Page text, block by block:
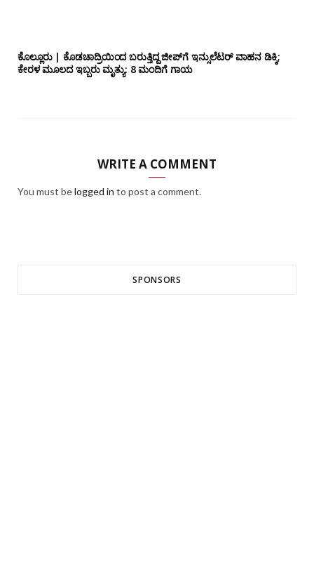
ಕೊಲ್ಲೂರು | ಕೊಡಚಾದ್ರಿಯಿಂದ ಬರುತ್ತಿದ್ದ ಜೀಪ್‌ಗೆ ಇನ್ಸುಲೆಟರ್ ವಾಹನ ಡಿಕ್ಕಿ;
ಕೇರಳ ಮೂಲದ ಇಬ್ಬರು ಮೃತ್ಯು: 8 ಮಂದಿಗೆ ಗಾಯ
WRITE A COMMENT
You must belogged in to post a comment.
SPONSORS